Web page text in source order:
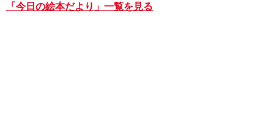
「今日の絵本だより」一覧を見る